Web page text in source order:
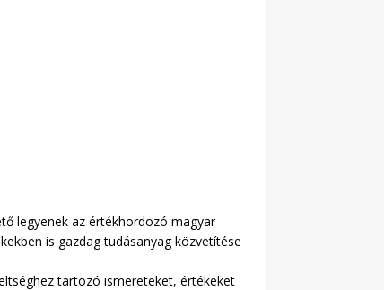
legyenek az értékhordozó magyar
is gazdag tudásanyag közvetítése
tartozó ismereteket, értékeket